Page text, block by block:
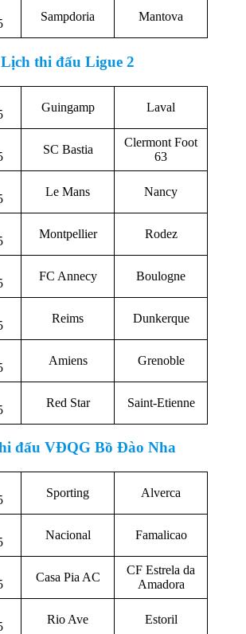
Sampdoria Mantova
Lịch thi đấu Ligue 2
Guingamp Laval
SC Bastia
Clermont Foot
63
Le Mans Nancy
Montpellier Rodez
FC Annecy Boulogne
Reims Dunkerque
Amiens Grenoble
Red Star Saint-Etienne
đấu VĐQG Bồ Đào Nha
Sporting Alverca
Nacional Famalicao
Casa Pia AC
CF Estrela da
Amadora
Rio Ave Estoril